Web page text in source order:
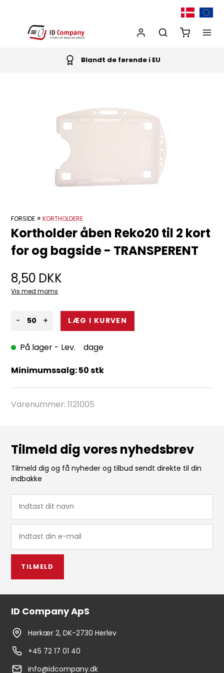
Blandt de førende i EU
FORSIDE »KORTHOLDERE
Kortholder åben Reko20 til 2 kort
for og bagside - TRANSPERENT
8,50 DKK
Vis med moms
- +
På lager - Lev. dage
Minimumssalg: 50 stk
Varenummer:1121005
Tilmeld dig vores nyhedsbrev
Tilmeld dig og få nyheder og tilbud sendt direkte til din
indbakke
TILMELD
ID Company ApS
Hørkær 2, DK-2730 Herlev
+45 72 17 01 40
info@idcompany.dk